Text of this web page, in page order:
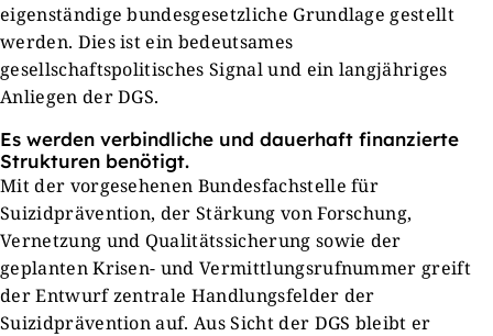
eigenständige bundesgesetzliche Grundlage gestellt
werden. Dies ist ein bedeutsames
gesellschaftspolitisches Signal und ein langjähriges
Anliegen der DGS.
Es werden verbindliche und dauerhaft finanzierte
Strukturen benötigt.
Mit der vorgesehenen Bundesfachstelle für
Suizidprävention, der Stärkung von Forschung,
Vernetzung und Qualitätssicherung sowie der
geplanten Krisen- und Vermittlungsrufnummer greift
der Entwurf zentrale Handlungsfelder der
Suizidprävention auf. Aus Sicht der DGS bleibt er